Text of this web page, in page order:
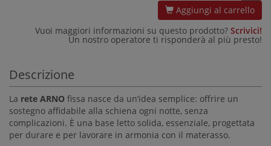
Aggiungi al carrello
Vuoi maggiori informazioni su questo prodotto? Scrivici!
Un nostro operatore ti risponderà al più presto!
Descrizione
La rete ARNO fissa nasce da un’idea semplice: offrire un
sostegno affidabile alla schiena ogni notte, senza
complicazioni. È una base letto solida, essenziale, progettata
per durare e per lavorare in armonia con il materasso.